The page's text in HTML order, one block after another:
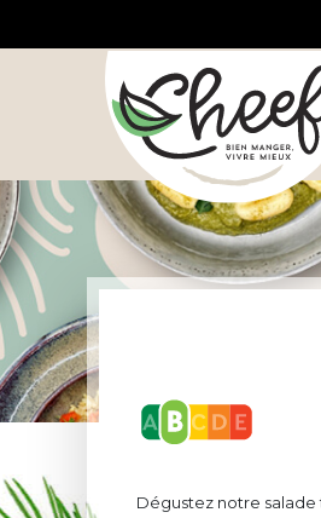
Dégustez notre